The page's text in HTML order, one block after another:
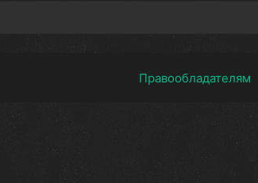
Правообладателям